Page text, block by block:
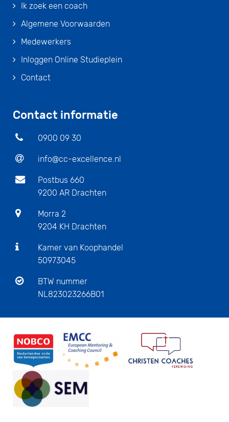
Ik zoek een coach
Algemene Voorwaarden
Medewerkers
Inloggen Online Studieplein
Contact
Contact informatie
0900 09 30
info@cc-excellence.nl
Postbus 660
9200 AR Drachten
Morra 2
9204 KH Drachten
Kamer van Koophandel
50973045
BTW nummer
NL823023266B01